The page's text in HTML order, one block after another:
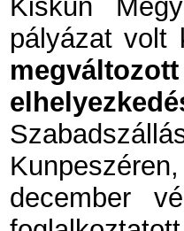
Kiskun
pályázat volt
december